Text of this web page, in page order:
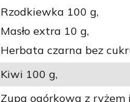
Rzodkiewka 100 g,
Masło extra 10 g,
Herbata czarna bez
Kiwi 100 g,
Zupa ogórkowa z